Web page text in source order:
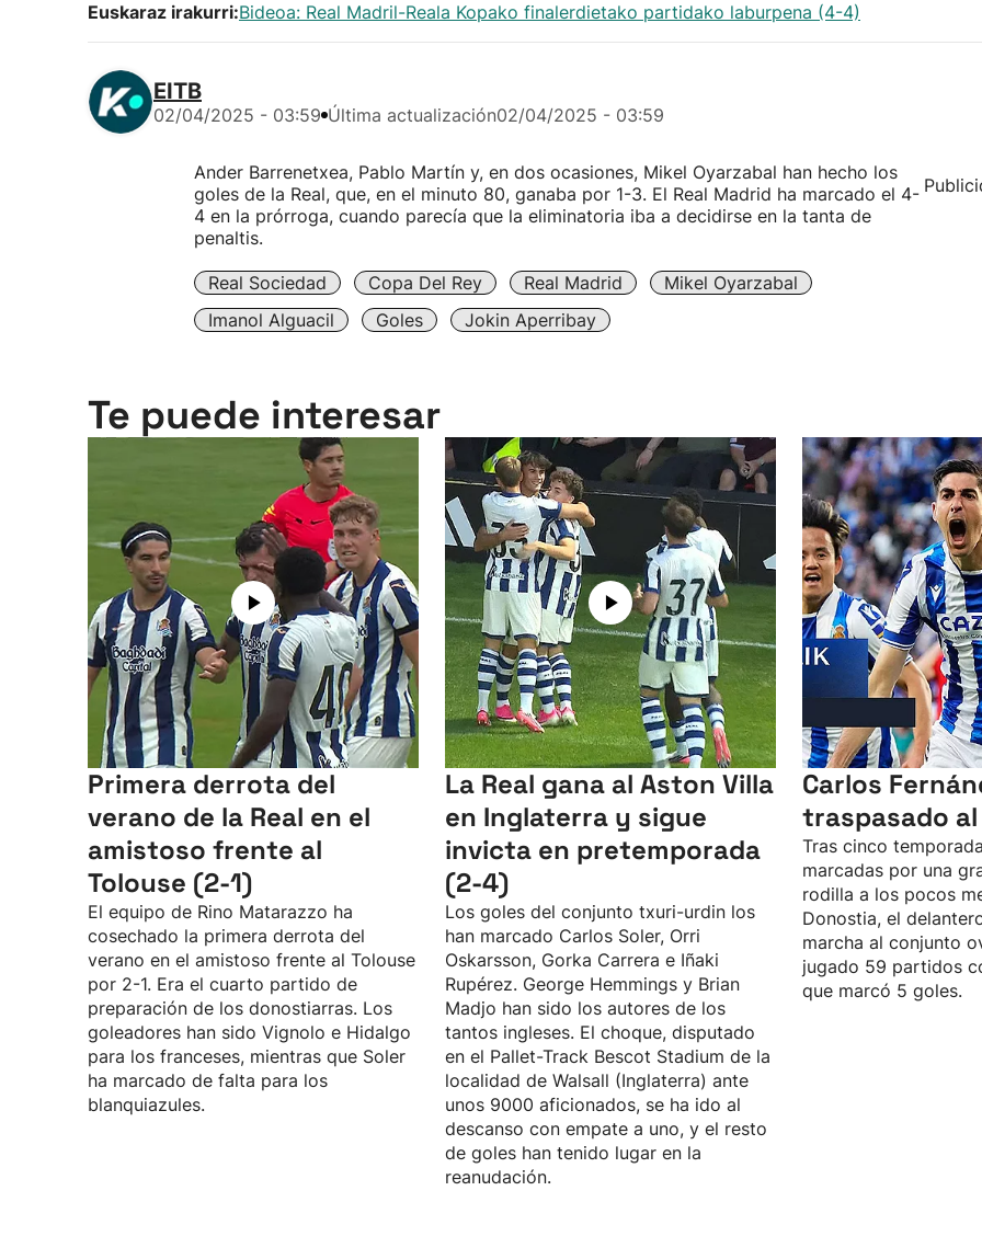
Euskaraz irakurri:Bideoa: Real Madril-Reala Kopako finalerdietako partidako laburpena (4-4)
EITB
02/04/2025 - 03:59 Última actualización02/04/2025 - 03:59
Ander Barrenetxea, Pablo Martín y, en dos ocasiones, Mikel Oyarzabal han hecho los
goles de la Real, que, en el minuto 80, ganaba por 1-3. El Real Madrid ha marcado el 4-
4 en la prórroga, cuando parecía que la eliminatoria iba a decidirse en la tanta de
penaltis.
Real Sociedad Copa Del Rey Real Madrid
Mikel Oyarzabal
Imanol Alguacil
Goles Jokin Aperribay
Te puede interesar
Primera derrota del
verano de la Real en el
amistoso frente al
Tolouse (2-1)
El equipo de Rino Matarazzo ha
cosechado la primera derrota del
verano en el amistoso frente al Tolouse
por 2-1. Era el cuarto partido de
preparación de los donostiarras. Los
goleadores han sido Vignolo e Hidalgo
para los franceses, mientras que Soler
ha marcado de falta para los
blanquiazules.
La Real gana al Aston Villa
en Inglaterra y sigue
invicta en pretemporada
(2-4)
Los goles del conjunto txuri-urdin los
han marcado Carlos Soler, Orri
Oskarsson, Gorka Carrera e Iñaki
Rupérez. George Hemmings y Brian
Madjo han sido los autores de los
tantos ingleses. El choque, disputado
en el Pallet-Track Bescot Stadium de la
localidad de Walsall (Inglaterra) ante
unos 9000 aficionados, se ha ido al
descanso con empate a uno, y el resto
de goles han tenido lugar en la
reanudación.
Carlos
traspasado al
Tras cinco
marcadas por una
rodilla a los pocos
Donostia, el
marcha al conjunto
jugado 59 partidos
que marcó 5 goles.